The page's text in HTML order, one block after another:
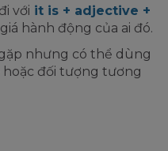
với it is + adjective +
hành động của ai đó.
nhưng có thể dùng
hoặc đối tượng tương